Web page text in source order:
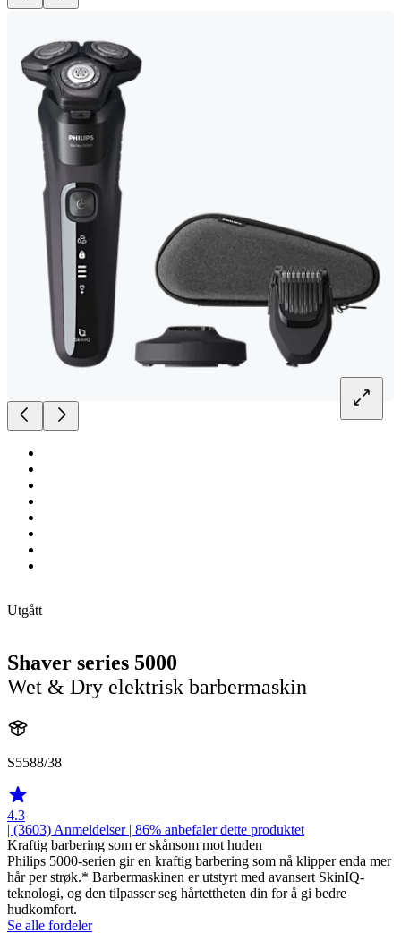
Utgått
Shaver series 5000
Wet & Dry elektrisk barbermaskin
S5588/38
4.3
| (3603) Anmeldelser| 86% anbefaler dette produktet
Kraftig barbering som er skånsom mot huden
Philips 5000-serien gir en kraftig barbering som nå klipper enda mer
hår per strøk.* Barbermaskinen er utstyrt med avansert SkinIQ-
teknologi, og den tilpasser seg hårtettheten din for å gi bedre
hudkomfort.
Se alle fordeler